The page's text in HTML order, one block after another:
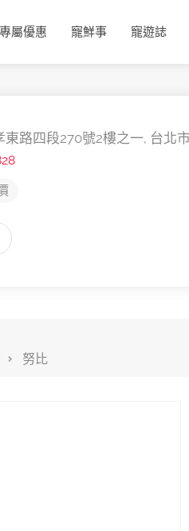
專屬優惠 寵鮮事 寵遊誌
東路四段270號2樓之一, 台北
努比